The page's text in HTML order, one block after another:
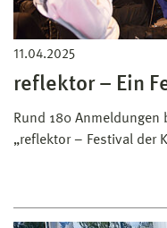
11.04.2025
reflektor – Ein
Rund 180 Anmeldungen
„reflektor – Festival der